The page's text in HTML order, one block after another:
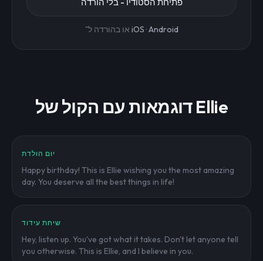
או בהורדה ל־ iOS ·Android
דוגמאות עם הקול של Ellie
יום הולדת
Happy birthday! This is Ellie wishing you the most amazing
day. You deserve all the best things in life!
שיחת עידוד
Hey, listen up. You've got what it takes. Don't let anyone tell
you otherwise. This is Ellie, and I believe in you.